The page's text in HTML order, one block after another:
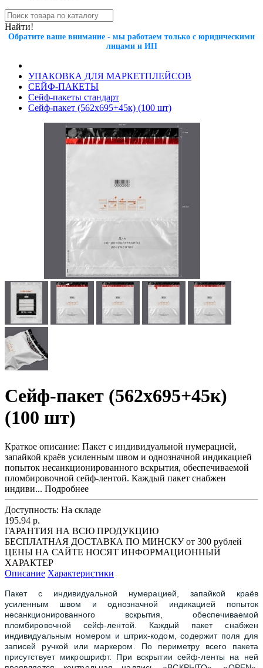
Найти!
Обратите ваше внимание - мы работаем только с юридическими
лицами и ИП
УПАКОВКА ДЛЯ МАРКЕТПЛЕЙСОВ
СЕЙФ-ПАКЕТЫ
Сейф-пакеты стандарт
Сейф-пакет (562x695+45к) (100 шт)
Сейф-пакет (562x695+45к)
(100 шт)
Краткое описание: Пакет с индивидуальной нумерацией,
запайкой краёв усиленным швом и однозначной индикацией
попыток несанкционированного вскрытия, обеспечиваемой
пломбировочной сейф-лентой. Каждый пакет снабжен
индиви... Подробнее
Доступность: На складе
195.94 р.
ГАРАНТИЯ НА ВСЮ ПРОДУКЦИЮ
БЕСПЛАТНАЯ ДОСТАВКА ПО МИНСКУ от 300 рублей
ЦЕНЫ НА САЙТЕ НОСЯТ ИНФОРМАЦИОННЫЙ
ХАРАКТЕР
Описание Характеристики
Пакет с индивидуальной нумерацией, запайкой краёв
усиленным швом и однозначной индикацией попыток
несанкционированного вскрытия, обеспечиваемой
пломбировочной сейф-лентой. Каждый пакет снабжен
индивидуальным номером и штрих-кодом, содержит поля для
записей ручкой или маркером. По периметру всего пакета
присутствует микрошрифт. При вскрытии сейф-ленты на ней